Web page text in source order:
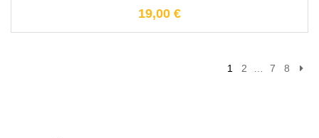
19,00 €
1 2 7 8